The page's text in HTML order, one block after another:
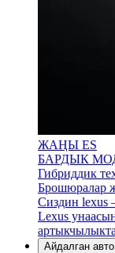
ЖАҢЫ ES
БАРДЫК
Гибриддик
Брошюралар
Сиздин lexus
Lexus
Айдалган